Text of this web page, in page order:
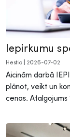
Iepirkumu
Hestio | 2026-07-02
Aicinām darbā
plānot, veikt un
cenas.